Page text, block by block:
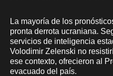
La mayoría de los
pronta derrota ucraniana.
servicios de inteligencia
Volodimir Zelenski no
ese contexto, ofrecieron al
evacuado del país.